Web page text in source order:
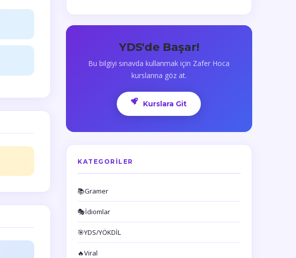
YDS'de Başar!
Bu bilgiyi sınavda kullanmak için Zafer Hoca
kurslarına göz at.
Kurslara Git
KATEGORILER
📚Gramer
🎭İdiomlar
🎯YDS/YÖKDİL
🔥Viral